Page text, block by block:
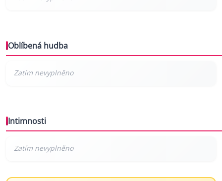
Oblíbená hudba
Intimnosti